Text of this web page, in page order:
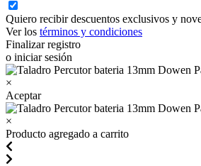
Quiero recibir descuentos exclusivos y
Ver los términos y condiciones
Finalizar registro
o iniciar sesión
×
Aceptar
×
Producto agregado a carrito